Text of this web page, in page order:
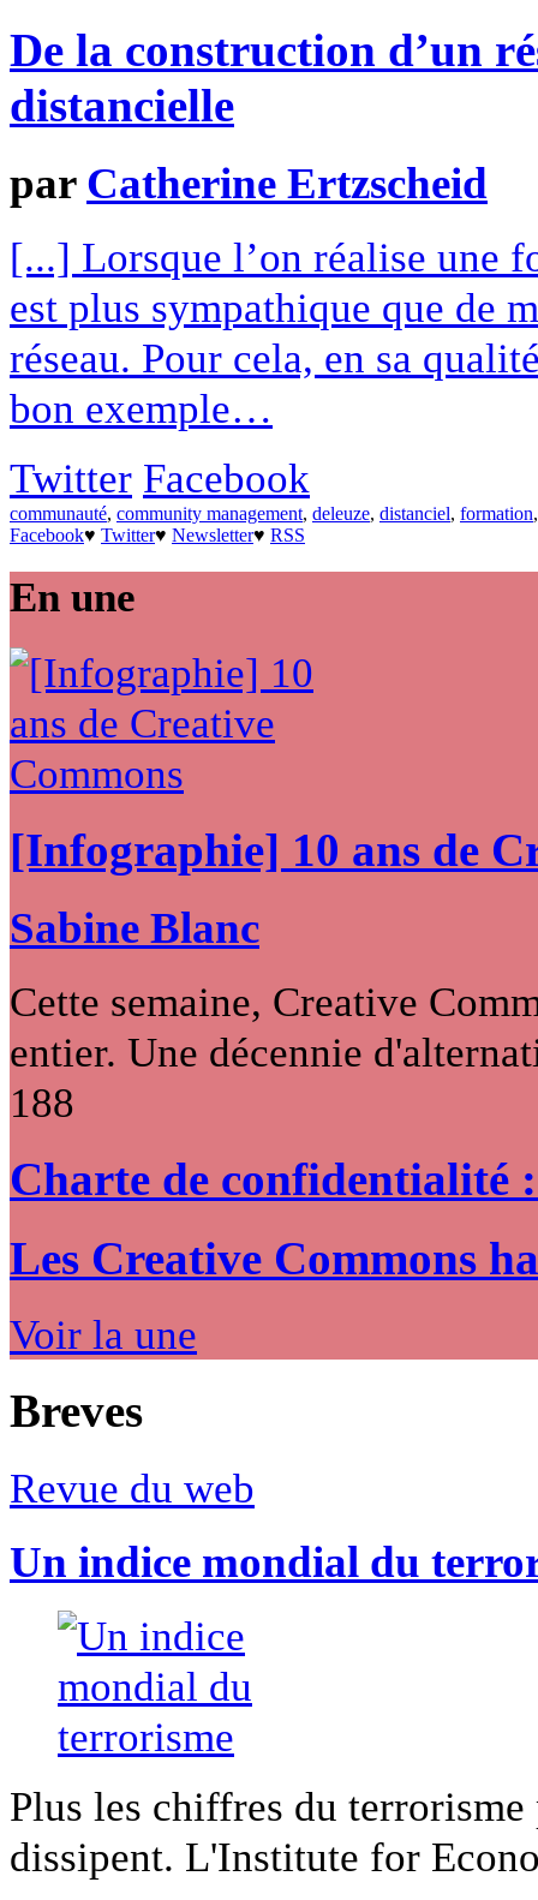
De la construction d’un
distancielle
par Catherine Ertzscheid
[...] Lorsque l’on réalise une
est plus sympathique que de
réseau. Pour cela, en sa
bon exemple…
Twitter Facebook
communauté, community management, deleuze, distanciel, formation
Facebook♥ Twitter♥ Newsletter♥ RSS
En une
[Infographie] 10 ans de
Sabine Blanc
Cette semaine, Creative
entier. Une décennie
188
Charte de confidentialité
Les Creative Commons
Voir la une
Breves
Revue du web
Un indice mondial du
Plus les chiffres du
dissipent. L'Institute for